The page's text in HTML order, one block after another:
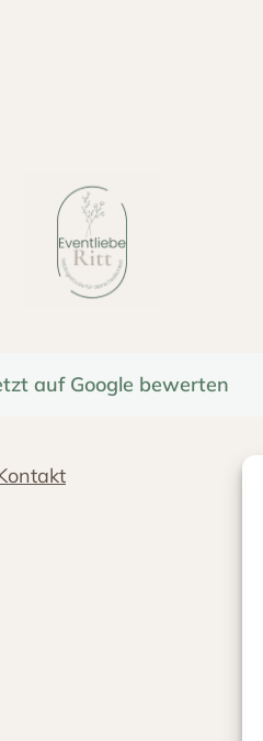
auf Google bewerten